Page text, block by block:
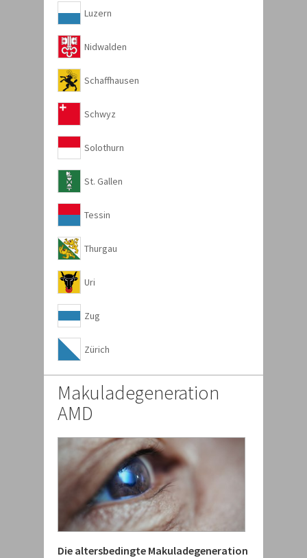
Luzern
Nidwalden
Schaffhausen
Schwyz
Solothurn
St. Gallen
Tessin
Thurgau
Uri
Zug
Zürich
Makuladegeneration
AMD
Die altersbedingte Makuladegeneration